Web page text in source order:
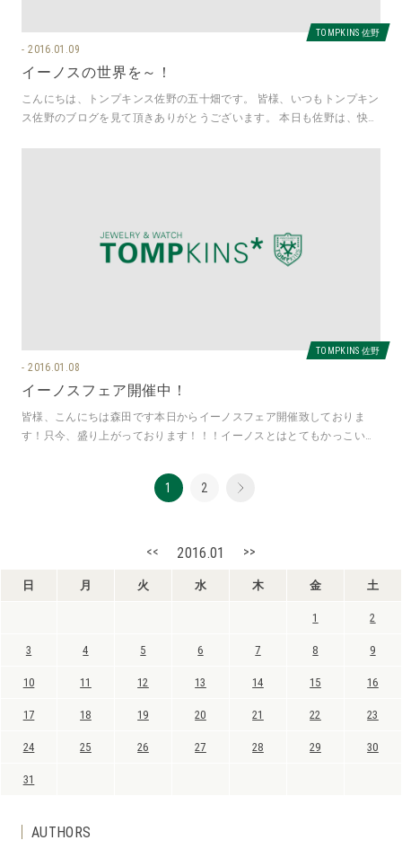
TOMPKINS 佐野
2016.01.09
イーノスの世界を～！
こんにちは、トンプキンス佐野の五十畑です。 皆様、いつもトンプキン
ス佐野のブログを見て頂きありがとうございます。 本日も佐野は、快晴
TOMPKINS 佐野
2016.01.08
イーノスフェア開催中！
皆様、こんにちは森田です本日からイーノスフェア開催致しておりま
す！只今、盛り上がっております！！！イーノスとはとてもかっこいい
1 2
<< 2016.01 >>
日 月 火 水 木 金 土
1 2
3 4 5 6 7 8 9
10 11 12 13 14 15 16
17 18 19 20 21 22 23
24 25 26 27 28 29 30
31
AUTHORS